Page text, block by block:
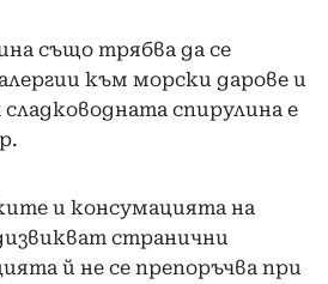
също трябва да се
към морски дарове и
спирулина е
и консумацията на
странични
й не се препоръчва при